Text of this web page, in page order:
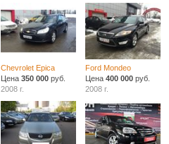
Chevrolet Epica
Цена350 000 руб.
2008 г.
Ford Mondeo
Цена400 000 руб.
2008 г.